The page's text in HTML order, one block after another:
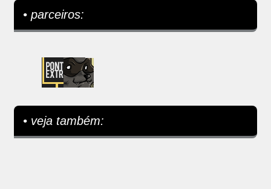
• parceiros:
• veja também: